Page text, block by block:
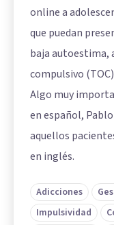
online a
que puedan
baja autoestima,
compulsivo
Algo muy
en español,
aquellos
en inglés.
Adicciones
Impulsividad